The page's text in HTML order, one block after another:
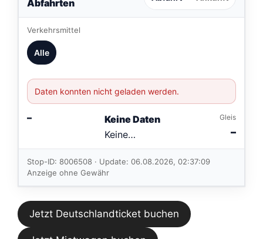
Abfahrten
Verkehrsmittel
Alle
Daten konnten nicht geladen werden.
–
Keine Daten
Keine
Verbindungen
im aktuellen
Feed.
Gleis
–
Stop-ID: 8006508 · Update: 06.08.2026, 02:37:09
Anzeige ohne Gewähr
Jetzt Deutschlandticket buchen